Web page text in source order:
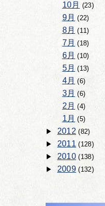
10月 (23)
9月 (22)
8月 (11)
7月 (18)
6月 (10)
5月 (13)
4月 (6)
3月 (6)
2月 (4)
1月 (5)
2012(82)
2011(128)
2010(138)
2009(132)